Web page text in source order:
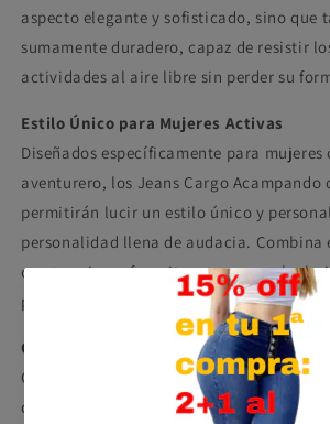
aspecto elegante y sofisticado, sino que
sumamente duradero, capaz de resistir
actividades al aire libre sin perder su
Estilo Único para Mujeres Activas
Diseñados específicamente para
aventurero, los Jeans Cargo Acampando
permitirán lucir un estilo único y
personalidad llena de audacia. Combina
con tus piezas favoritas para crear looks
para una salida casual o una expedición
Comodidad sin Límites
Gracias a su corte acampanado y su tela
cargo acampando de PDMX te brindarán